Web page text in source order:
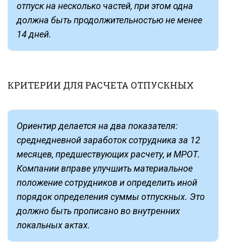
отпуск на несколько частей, при этом одна
должна быть продолжительностью не менее
14 дней.
КРИТЕРИИ ДЛЯ РАСЧЕТА ОТПУСКНЫХ
Ориентир делается на два показателя:
среднедневной заработок сотрудника за 12
месяцев, предшествующих расчету, и МРОТ.
Компании вправе улучшить материальное
положение сотрудников и определить иной
порядок определения суммы отпускных. Это
должно быть прописано во внутренних
локальных актах.